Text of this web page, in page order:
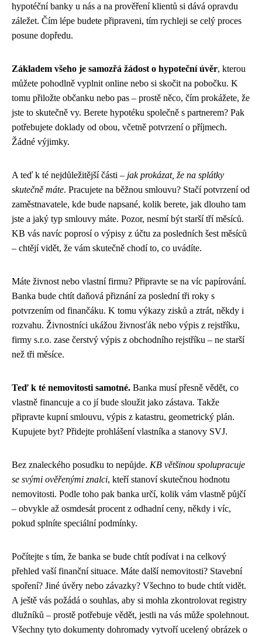
hypotéční banky u nás a na prověření klientů si dává opravdu
záležet. Čím lépe budete připraveni, tím rychleji se celý proces
posune dopředu.
Základem všeho je samozřá žádost o hypoteční úvěr, kterou
můžete pohodlně vyplnit online nebo si skočit na pobočku. K
tomu přiložte občanku nebo pas – prostě něco, čím prokážete, že
jste to skutečně vy. Berete hypotéku společně s partnerem? Pak
potřebujete doklady od obou, včetně potvrzení o příjmech.
Žádné výjimky.
A teď k té nejdůležitější části – jak prokázat, že na splátky
skutečně máte. Pracujete na běžnou smlouvu? Stačí potvrzení od
zaměstnavatele, kde bude napsané, kolik berete, jak dlouho tam
jste a jaký typ smlouvy máte. Pozor, nesmí být starší tří měsíců.
KB vás navíc poprosí o výpisy z účtu za posledních šest měsíců
– chtějí vidět, že vám skutečně chodí to, co uvádíte.
Máte živnost nebo vlastní firmu? Připravte se na víc papírování.
Banka bude chtít daňová přiznání za poslední tři roky s
potvrzením od finančáku. K tomu výkazy zisků a ztrát, někdy i
rozvahu. Živnostníci ukážou živnosťák nebo výpis z rejstříku,
firmy s.r.o. zase čerstvý výpis z obchodního rejstříku – ne starší
než tři měsíce.
Teď k té nemovitosti samotné. Banka musí přesně vědět, co
vlastně financuje a co jí bude sloužit jako zástava. Takže
připravte kupní smlouvu, výpis z katastru, geometrický plán.
Kupujete byt? Přidejte prohlášení vlastníka a stanovy SVJ.
Bez znaleckého posudku to nepůjde. KB většinou spolupracuje
se svými ověřenými znalci, kteří stanoví skutečnou hodnotu
nemovitosti. Podle toho pak banka určí, kolik vám vlastně půjčí
– obvykle až osmdesát procent z odhadní ceny, někdy i víc,
pokud splníte speciální podmínky.
Počítejte s tím, že banka se bude chtít podívat i na celkový
přehled vaší finanční situace. Máte další nemovitosti? Stavební
spoření? Jiné úvěry nebo závazky? Všechno to bude chtít vidět.
A ještě vás požádá o souhlas, aby si mohla zkontrolovat registry
dlužníků – prostě potřebuje vědět, jestli na vás může spolehnout.
Všechny tyto dokumenty dohromady vytvoří ucelený obrázek o